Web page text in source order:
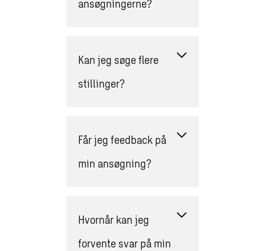
ansøgningerne?
Kan jeg søge flere
stillinger?
Får jeg feedback på
min ansøgning?
Hvornår kan jeg
forvente svar på min